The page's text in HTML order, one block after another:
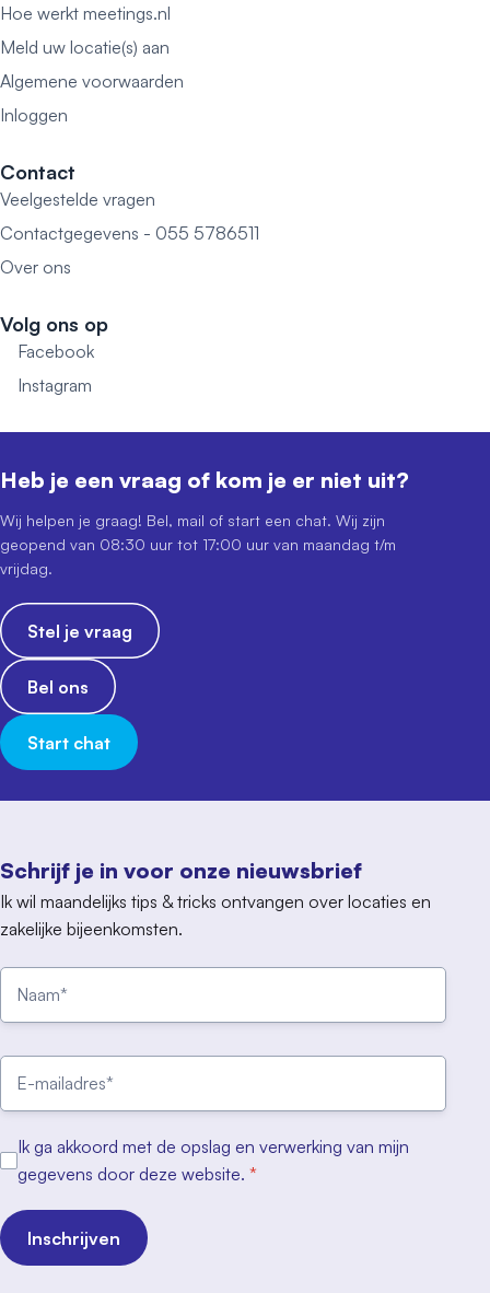
Hoe werkt meetings.nl
Meld uw locatie(s) aan
Algemene voorwaarden
Inloggen
Contact
Veelgestelde vragen
Contactgegevens - 055 5786511
Over ons
Volg ons op
Facebook
Instagram
Schrijf je in voor onze nieuwsbrief
Ik wil maandelijks tips & tricks ontvangen over locaties en
zakelijke bijeenkomsten.
Ik ga akkoord met de opslag en verwerking van mijn
gegevens door deze website. *
Inschrijven
Heb je een vraag of kom je er niet uit?
Wij helpen je graag! Bel, mail of start een chat. Wij zijn
geopend van 08:30 uur tot 17:00 uur van maandag t/m
vrijdag.
Stel je vraag
Bel ons
Start chat